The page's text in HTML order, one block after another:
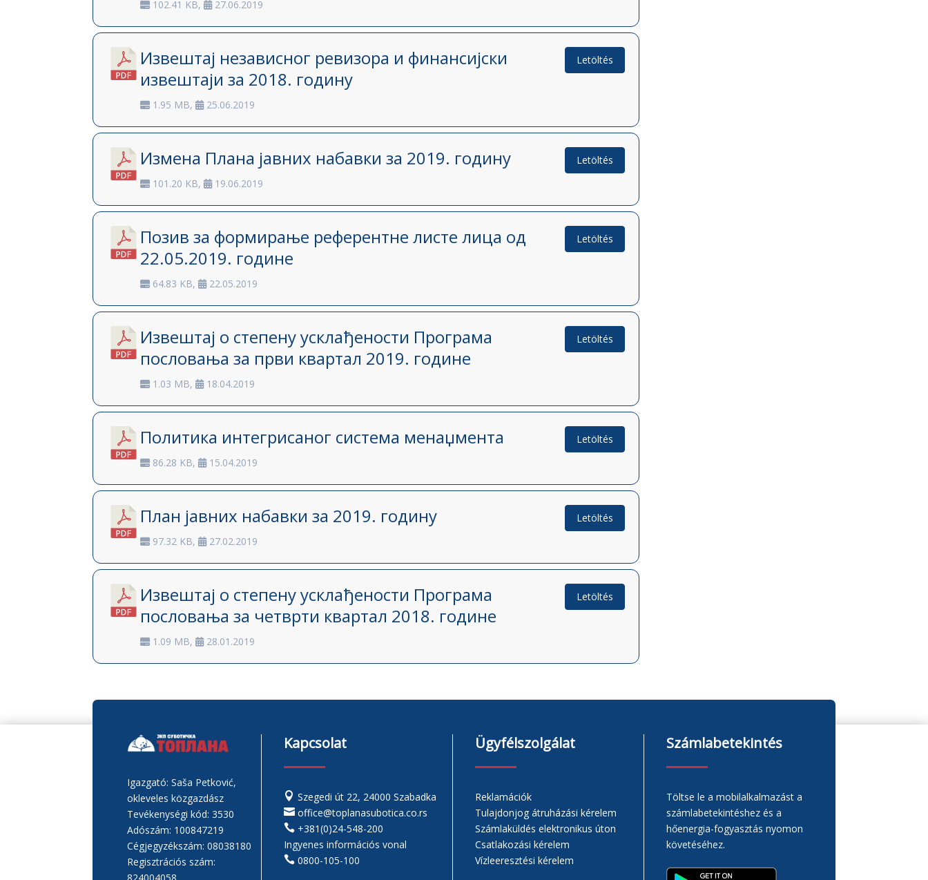
102.41 KB, 27.06.2019
Извештај независног ревизора и финансијски
извештаји за 2018. годину
1.95 MB, 25.06.2019
Letöltés
Измена Плана јавних набавки за 2019. годину
101.20 KB, 19.06.2019
Letöltés
Позив за формирање референтне листе лица од
22.05.2019. године
64.83 KB, 22.05.2019
Letöltés
Извештај о степену усклађености Програма
пословања за први квартал 2019. године
1.03 MB, 18.04.2019
Letöltés
Политика интегрисаног система менаџмента
86.28 KB, 15.04.2019
Letöltés
План јавних набавки за 2019. годину
97.32 KB, 27.02.2019
Letöltés
Извештај о степену усклађености Програма
пословања за четврти квартал 2018. године
1.09 MB, 28.01.2019
Letöltés
Igazgató: Saša Petković,
okleveles közgazdász
Tevékenységi kód: 3530
Adószám: 100847219
Cégjegyzékszám: 08038180
Regisztrációs szám:
Kapcsolat
 Szegedi út 22, 24000 Szabadka
 office@toplanasubotica.co.rs
 +381(0)24-548-200
Ingyenes információs vonal
 0800-105-100
Ügyfélszolgálat
Reklamációk
Tulajdonjog átruházási kérelem
Számlaküldés elektronikus úton
Csatlakozási kérelem
Vízleeresztési kérelem
Számlabetekintés
Töltse le a mobilalkalmazást a
számlabetekintéshez és a
hőenergia-fogyasztás nyomon
követéséhez.